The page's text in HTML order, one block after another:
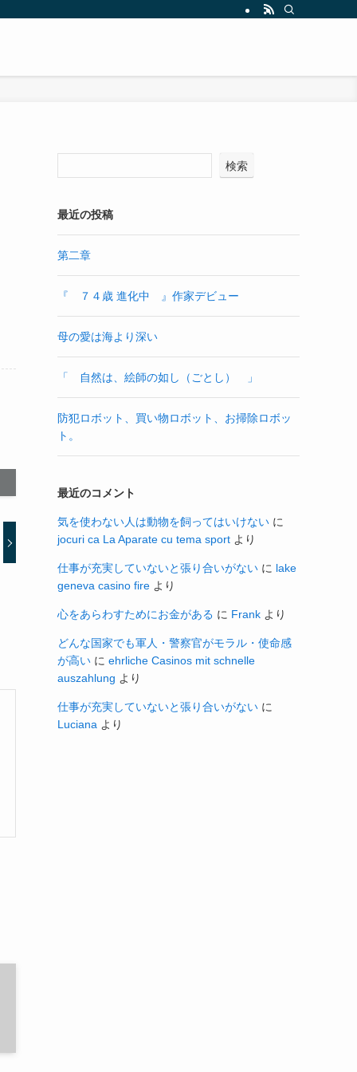
検索
最近の投稿
第二章
『 ７４歳 進化中 』作家デビュー
母の愛は海より深い
「 自然は、絵師の如し（ごとし） 」
防犯ロボット、買い物ロボット、お掃除ロボッ
ト。
最近のコメント
気を使わない人は動物を飼ってはいけない に
jocuri ca La Aparate cu tema sport より
仕事が充実していないと張り合いがない に lake
geneva casino fire より
心をあらわすためにお金がある に Frank より
どんな国家でも軍人・警察官がモラル・使命感
が高い に ehrliche Casinos mit schnelle
auszahlung より
仕事が充実していないと張り合いがない に
Luciana より